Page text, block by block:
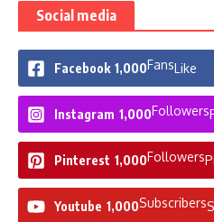
Social media
Facebook 1,000FansLike
Instagram 1,000Followers
Pinterest 1,000Followers
Youtube 1,000Subscribers